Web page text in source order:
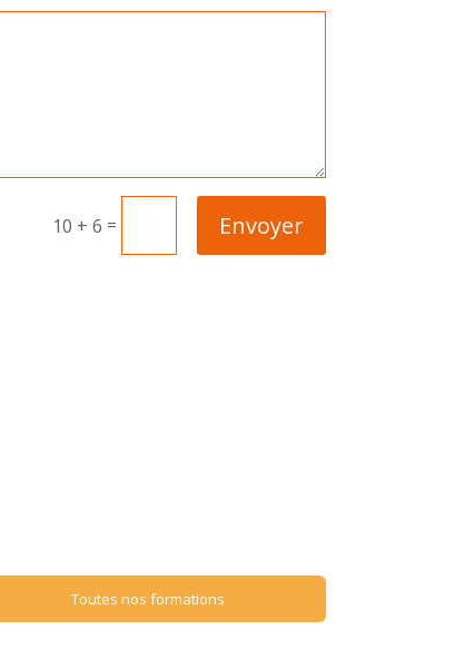
10 + 6 = Envoyer
Toutes nos formations